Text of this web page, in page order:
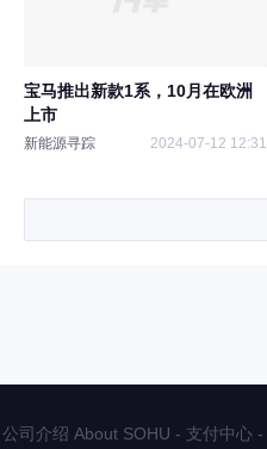
宝马推出新款1系，10月在欧洲
上市
新能源寻踪 2024-07-12 12:31
公司介绍 About SOHU - 支付中心 -